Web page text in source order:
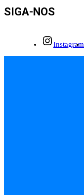
SIGA-NOS
Instagram